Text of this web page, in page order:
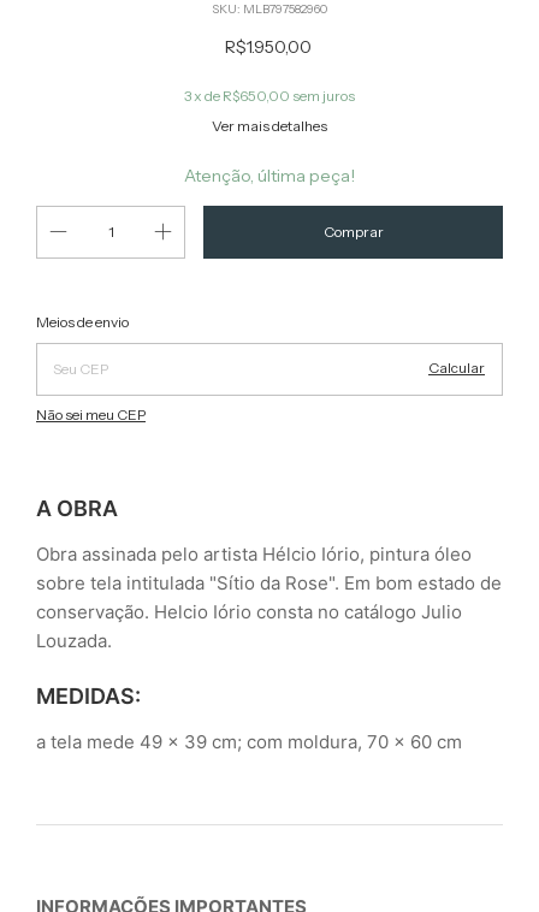
SKU: MLB797582960
R$1.950,00
3x de R$650,00 sem juros
Ver mais detalhes
Atenção, última peça!
Entregas para o CEP:
Meios de envio
Calcular
Não sei meu CEP
A OBRA
Obra assinada pelo artista Hélcio Iório, pintura óleo
sobre tela intitulada "Sítio da Rose". Em bom estado de
conservação. Helcio Iório consta no catálogo Julio
Louzada.
MEDIDAS:
a tela mede 49 x 39 cm; com moldura, 70 x 60 cm
INFORMAÇÕES IMPORTANTES